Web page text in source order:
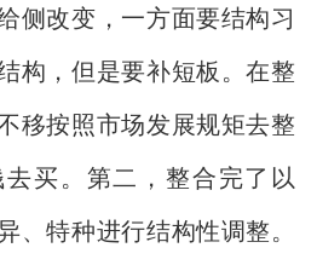
改变，一方面要结构习
构，但是要补短板。在整
移按照市场发展规矩去整
买。第二，整合完了以
、特种进行结构性调整。